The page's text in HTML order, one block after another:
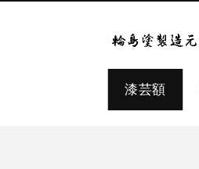
漆芸額